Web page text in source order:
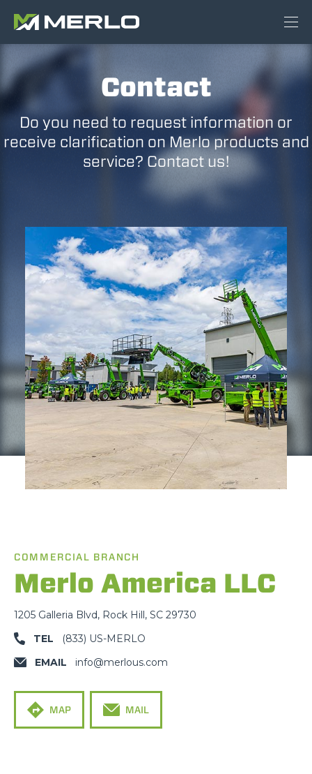
Contact
Do you need to request information or
receive clarification on Merlo products and
service? Contact us!
COMMERCIAL BRANCH
Merlo America LLC
1205 Galleria Blvd, Rock Hill, SC 29730
TEL
(833) US-MERLO
EMAIL
info@merlous.com
MAP MAIL